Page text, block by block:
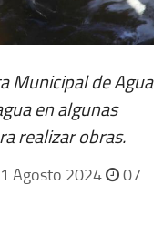
Municipal de Agua
en algunas
realizar obras.
Agosto 2024
07